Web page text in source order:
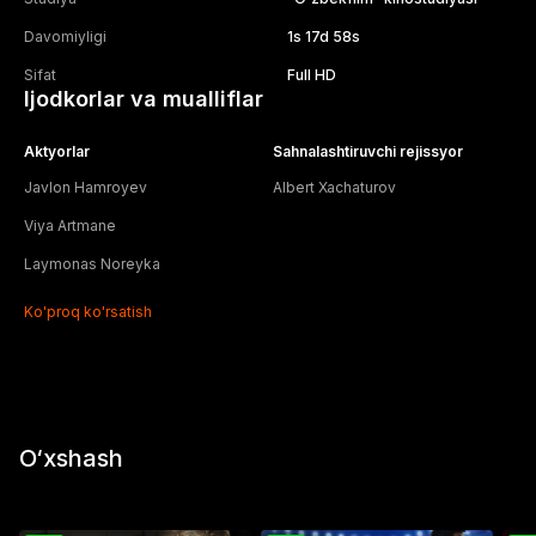
Davomiyligi 1s 17d 58s
Sifat Full HD
Ijodkorlar va mualliflar
Aktyorlar
Javlon Hamroyev
Viya Artmane
Laymonas Noreyka
Sahnalashtiruvchi rejissyor
Albert Xachaturov
Ko'proq ko'rsatish
O‘xshash